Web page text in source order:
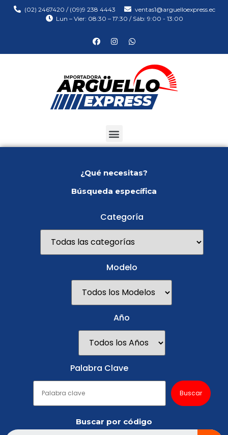
(02) 2467420 / (09)9 238 4443
ventas1@arguelloexpress.ec
Lun – Vier: 08:30 – 17:30 / Sáb: 9:00 - 13:00
¿Qué necesitas?
Búsqueda específica
Categoría
Modelo
Año
Palabra Clave
Buscar por código